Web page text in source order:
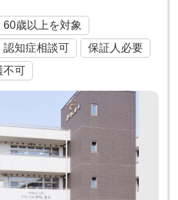
60歳以上を対象
認知症相談可
保証人必要
不可